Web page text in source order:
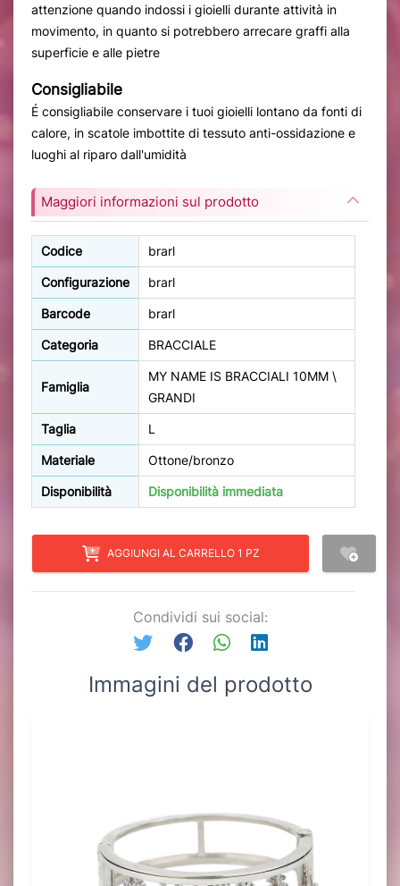
attenzione quando indossi i gioielli durante attività in
movimento, in quanto si potrebbero arrecare graffi alla
superficie e alle pietre
Consigliabile
É consigliabile conservare i tuoi gioielli lontano da fonti di
calore, in scatole imbottite di tessuto anti-ossidazione e
luoghi al riparo dall'umidità
Maggiori informazioni sul prodotto
Codice brarl
Configurazione brarl
Barcode brarl
Categoria BRACCIALE
Famiglia
MY NAME IS BRACCIALI 10MM \
GRANDI
Taglia L
Materiale Ottone/bronzo
Disponibilità Disponibilità immediata
AGGIUNGI AL CARRELLO 1 PZ
Condividi sui social:
Immagini del prodotto